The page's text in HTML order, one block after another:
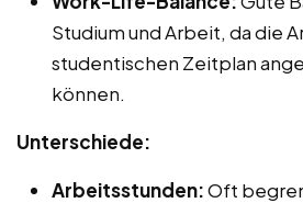
Studium und Arbeit, da die
studentischen Zeitplan
können.
Unterschiede:
Arbeitsstunden:Oft